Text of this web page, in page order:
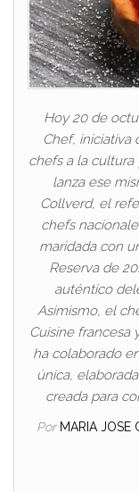
Hoy 20 de
Chef,
chefs a la cultura
lanza ese
Collverd, el
chefs
maridada con
Reserva de
auténtico
Asimismo, el
Cuisine francesa
ha colaborado
única,
creada para
Por MARIA JOSE